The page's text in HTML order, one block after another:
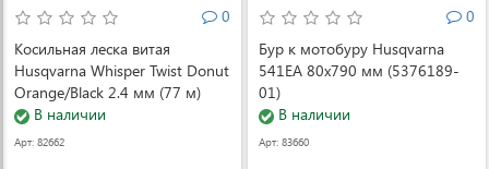
0
Косильная леска витая
Husqvarna Whisper Twist Donut
Orange/Black 2.4 мм (77 м)
(5976691-21)
В наличии
Арт: 82662
0
Бур к мотобуру Husqvarna
541EA 80x790 мм (5376189-
01)
В наличии
Арт: 83660